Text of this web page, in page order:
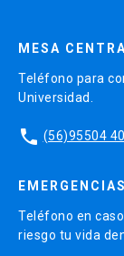
MESA
Teléfono para
Universidad.
phone (56)95504
Teléfono en
riesgo tu vida